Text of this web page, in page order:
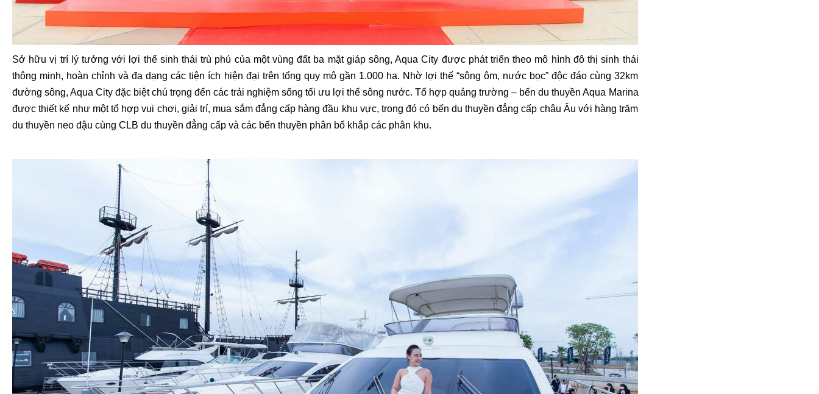
Sở hữu vị trí lý tưởng với lợi thế sinh thái trù phú của một vùng đất ba mặt giáp sông, Aqua City được phát triển theo mô hình đô thị sinh thái
thông minh, hoàn chỉnh và đa dạng các tiện ích hiện đại trên tổng quy mô gần 1.000 ha. Nhờ lợi thế “sông ôm, nước bọc” độc đáo cùng 32km
đường sông, Aqua City đặc biệt chú trọng đến các trải nghiệm sống tối ưu lợi thế sông nước. Tổ hợp quảng trường – bến du thuyền Aqua Marina
được thiết kế như một tổ hợp vui chơi, giải trí, mua sắm đẳng cấp hàng đầu khu vực, trong đó có bến du thuyền đẳng cấp châu Âu với hàng trăm
du thuyền neo đậu cùng CLB du thuyền đẳng cấp và các bến thuyền phân bổ khắp các phân khu.